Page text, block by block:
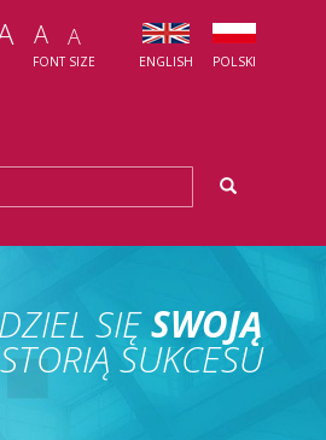
ENGLISH POLSKI
FONT SIZE
A
A
SZUKAJ
SIĘSWOJĄ
SUKCESU